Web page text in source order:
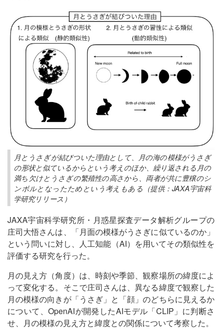
月とうさぎが結びついた理由として、月の海の模様がうさぎ
の形状と似ているからという考えのほか、繰り返される月の
満ち欠けとうさぎの繁殖性の高さから、両者が共に豊穣のシ
ンボルとなったためという考えもある（提供：JAXA宇宙科
学研究リリース）
JAXA宇宙科学研究所・月惑星探査データ解析グループの
庄司大悟さんは、「月面の模様がうさぎに似ているのか」
という問いに対し、人工知能（AI）を用いてその類似性を
評価する研究を行った。
月の見え方（角度）は、時刻や季節、観察場所の緯度によ
って変化する。そこで庄司さんは、異なる緯度で観察した
月の模様の向きが「うさぎ」と「顔」のどちらに見えるか
について、OpenAIが開発したAIモデル「CLIP」に判断さ
せ、月の模様の見え方と緯度との関係について考察した。